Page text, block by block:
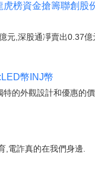
榜資金搶籌聯創股
元,深股通凈賣出0.37億
幣INJ幣
的外觀設計和優惠的
,電詐真的在我們身邊.